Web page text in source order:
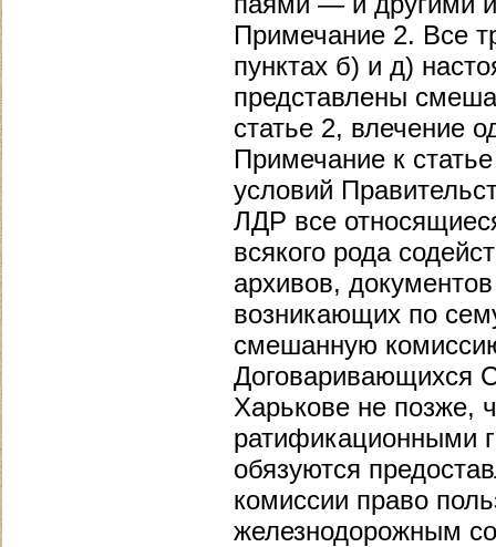
Примечание 2. Все
пунктах б) и д)
представлены
статье 2, влечение
Примечание к
условий
ЛДР все
всякого рода
архивов,
возникающих по
смешанную
Договаривающихся
Харькове не позже,
ратификационными
обязуются
комиссии право
железнодорожным